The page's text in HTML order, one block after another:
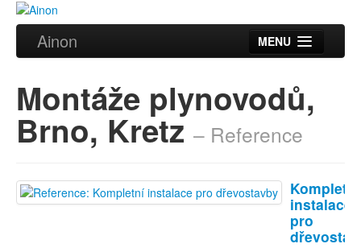
Ainon
MENU
Služby
Reference
Certifikáty
Montáže plynovodů,
Brno, Kretz – Reference
Kompletní
instalace
pro